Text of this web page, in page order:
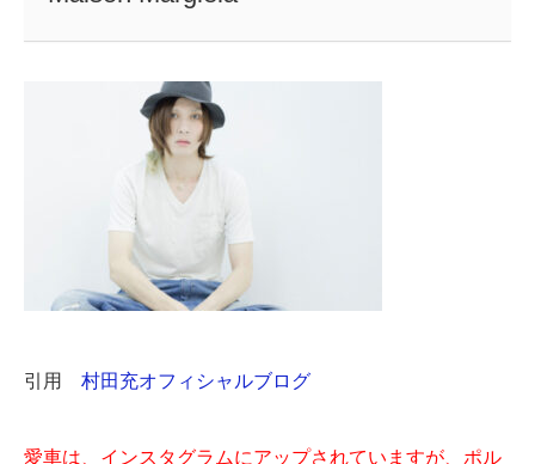
引用 村田充オフィシャルブログ
愛車は、インスタグラムにアップされていますが、ポル